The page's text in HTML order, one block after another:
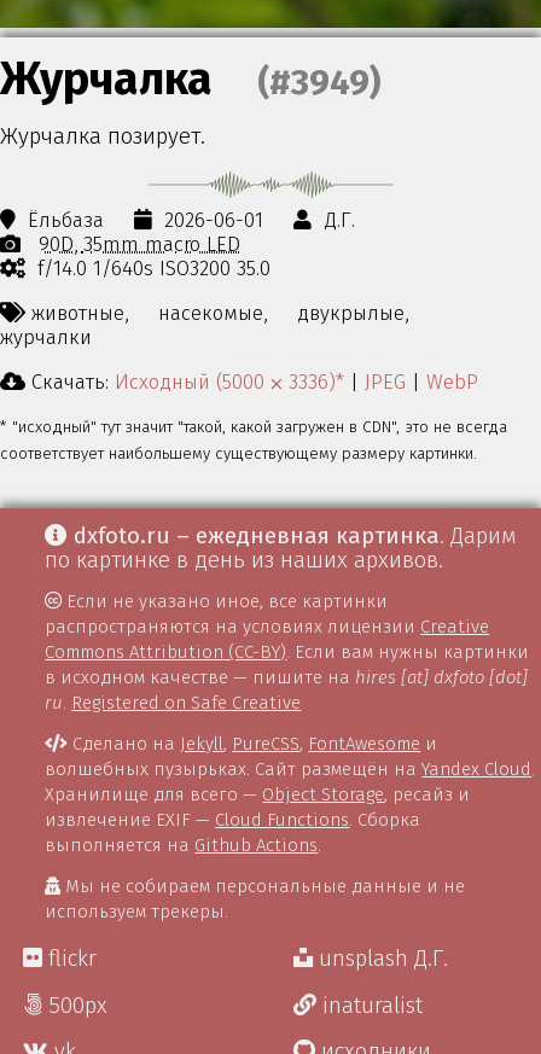
Журчалка (#3949)
Журчалка позирует.
Ёльбаза 2026-06-01
Д.Г.
90D 35mm macro LED
f/14.0 1/640s ISO3200 35.0
животные,
насекомые,
двукрылые,
журчалки
Скачать: Исходный (5000 ⨉ 3336)* | JPEG | WebP
* "исходный" тут значит "такой, какой загружен в CDN", это не всегда
соответствует наибольшему существующему размеру картинки.
dxfoto.ru – ежедневная картинка. Дарим
по картинке в день из наших архивов.
Если не указано иное, все картинки
распространяются на условиях лицензии Creative
Commons Attribution (CC-BY). Если вам нужны картинки
в исходном качестве — пишите на hires [at] dxfoto [dot]
ru. Registered on Safe Creative
Сделано на Jekyll, PureCSS, FontAwesome и
волшебных пузырьках. Сайт размещён наYandex Cloud.
Хранилище для всего — Object Storage, ресайз и
извлечение EXIF — Cloud Functions. Сборка
выполняется на Github Actions.
Мы не собираем персональные данные и не
используем трекеры.
flickr
500px
unsplash Д.Г.
inaturalist